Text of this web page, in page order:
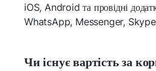
iOS, Android та провідні
WhatsApp, Messenger, Skype
Чи існує вартість за